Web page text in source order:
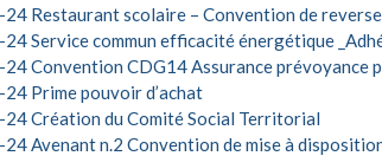
Restaurant scolaire – Convention de
Service commun efficacité énergétique
Convention CDG14 Assurance prévoyance
Prime pouvoir d’achat
Création du Comité Social Territorial
Avenant n.2 Convention de mise à